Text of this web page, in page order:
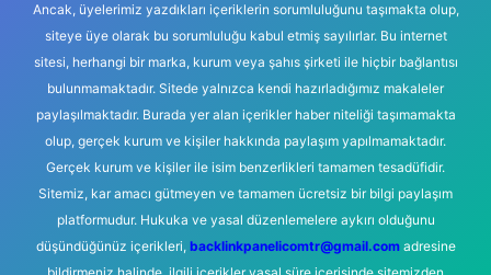
Ancak, üyelerimiz yazdıkları içeriklerin sorumluluğunu taşımakta olup,
siteye üye olarak bu sorumluluğu kabul etmiş sayılırlar. Bu internet
sitesi, herhangi bir marka, kurum veya şahıs şirketi ile hiçbir bağlantısı
bulunmamaktadır. Sitede yalnızca kendi hazırladığımız makaleler
paylaşılmaktadır. Burada yer alan içerikler haber niteliği taşımamakta
olup, gerçek kurum ve kişiler hakkında paylaşım yapılmamaktadır.
Gerçek kurum ve kişiler ile isim benzerlikleri tamamen tesadüfidir.
Sitemiz, kar amacı gütmeyen ve tamamen ücretsiz bir bilgi paylaşım
platformudur. Hukuka ve yasal düzenlemelere aykırı olduğunu
düşündüğünüz içerikleri, backlinkpanelicomtr@gmail.comadresine